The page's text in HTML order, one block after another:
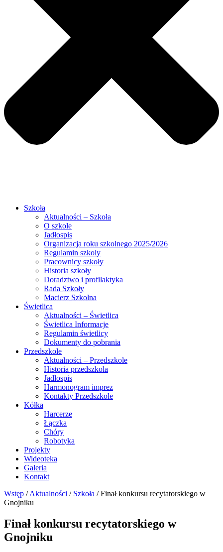
Szkoła
Aktualności – Szkoła
O szkole
Jadłospis
Organizacja roku szkolnego 2025/2026
Regulamin szkoly
Pracownicy szkoły
Historia szkoły
Doradztwo i profilaktyka
Rada Szkoły
Macierz Szkolna
Świetlica
Aktualności – Świetlica
Świetlica Informacje
Regulamin świetlicy
Dokumenty do pobrania
Przedszkole
Aktualności – Przedszkole
Historia przedszkola
Jadłospis
Harmonogram imprez
Kontakty Przedszkole
Kółka
Harcerze
Łączka
Chóry
Robotyka
Projekty
Wideoteka
Galeria
Kontakt
Wstęp / Aktualności / Szkoła / Finał konkursu recytatorskiego w
Gnojniku
Finał konkursu recytatorskiego w
Gnojniku